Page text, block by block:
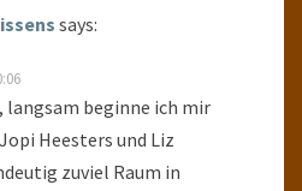
says:
langsam beginne ich mir
Heesters und Liz
zuviel Raum in